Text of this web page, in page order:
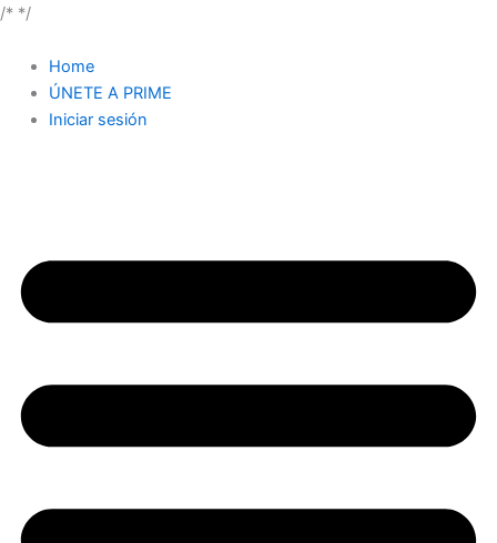
/* */
Home
ÚNETE A PRIME
Iniciar sesión